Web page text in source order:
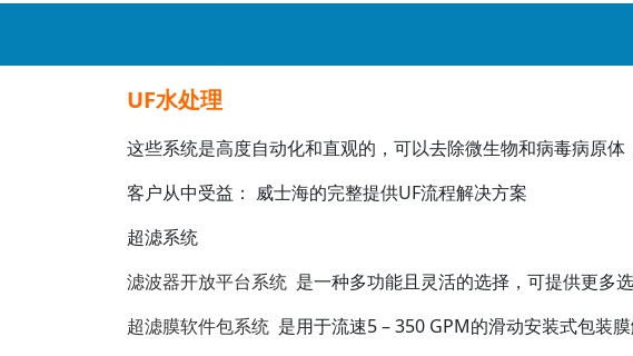
UF水处理
这些系统是高度自动化和直观的，可以去除微生物和病毒病原
客户从中受益： 威士海的完整提供UF流程解决方案
超滤系统
滤波器开放平台系统 是一种多功能且灵活的选择，可提供更多
超滤膜软件包系统 是用于流速5 – 350 GPM的滑动安装式包装